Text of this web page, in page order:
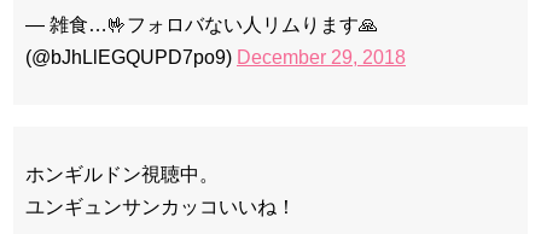
— 雑食…🤟フォロバない人リムります🙏
(@bJhLlEGQUPD7po9) December 29, 2018
ホンギルドン視聴中。
ユンギュンサンカッコいいね！